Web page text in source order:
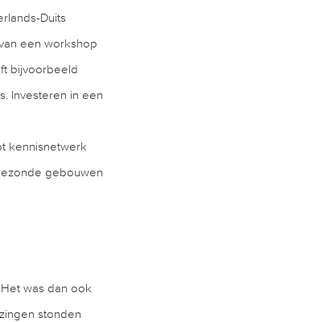
Duits
een workshop
bijvoorbeeld
Investeren in een
kennisnetwerk
gebouwen
was dan ook
stonden